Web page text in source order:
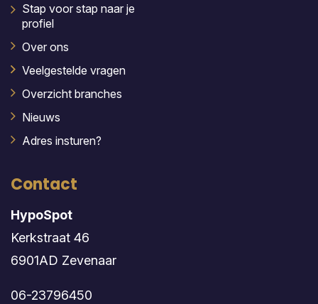
Stap voor stap naar je
profiel
Over ons
Veelgestelde vragen
Overzicht branches
Nieuws
Adres insturen?
Contact
HypoSpot
Kerkstraat 46
6901AD Zevenaar
06-23796450